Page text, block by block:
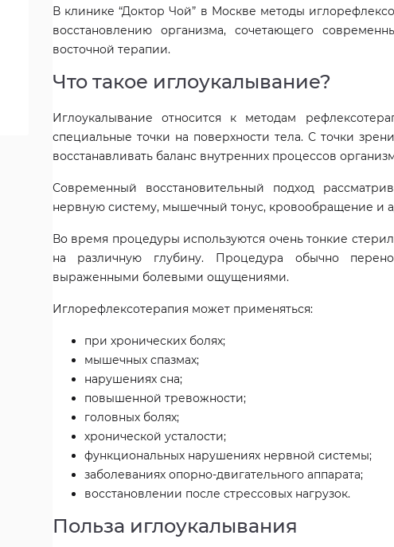
В клинике “Доктор Чой” в Москве методы
восстановлению организма, сочетающего
восточной терапии.
Что такое иглоукалывание?
Иглоукалывание относится к методам
специальные точки на поверхности тела. С точки
восстанавливать баланс внутренних процессов
Современный восстановительный подход
нервную систему, мышечный тонус, кровообращение и
Во время процедуры используются очень тонкие
на различную глубину. Процедура обычно
выраженными болевыми ощущениями.
Иглорефлексотерапия может применяться:
при хронических болях;
мышечных спазмах;
нарушениях сна;
повышенной тревожности;
головных болях;
хронической усталости;
функциональных нарушениях нервной системы;
заболеваниях опорно-двигательного аппарата;
восстановлении после стрессовых нагрузок.
Польза иглоукалывания